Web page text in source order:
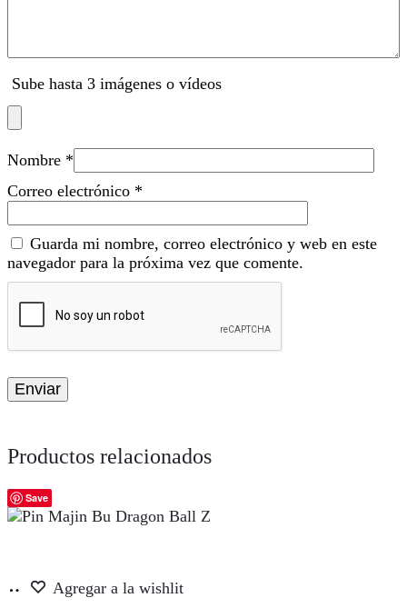
Sube hasta 3 imágenes o vídeos
Nombre *
Correo electrónico *
Guarda mi nombre, correo electrónico y web en este
navegador para la próxima vez que comente.
Productos relacionados
Save
AñadirAgregar a la wishlit